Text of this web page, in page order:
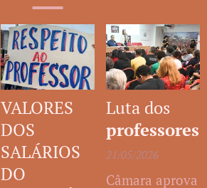
VALORES
DOS
SALÁRIOS
DO
Luta dos
professores
21/05/2026
Câmara aprova